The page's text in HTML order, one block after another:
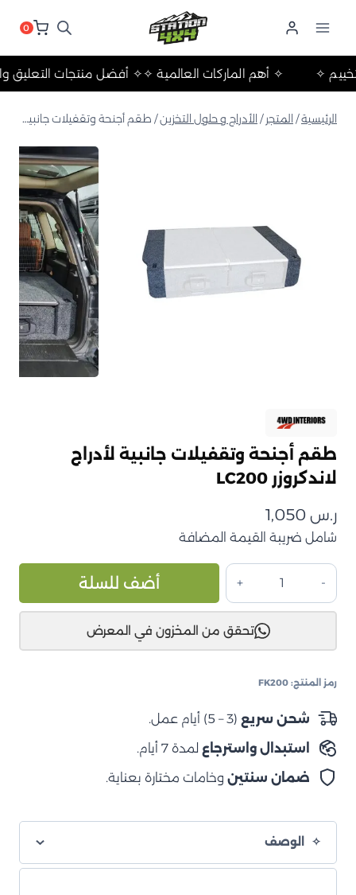
0
✧ أفضل منتجات✧ أهم الماركات العالمية ✧ والتخييم ✧
الرئيسية/ المتجر / الأدراج و حلول التخزين/ طقم أجنحة وتقفيلات جانبية لأدراج لاندكروزر LC200
طقم أجنحة وتقفيلات جانبية لأدراج
لاندكروزر LC200
ر.س
شامل ضريبة القيمة المضافة
كمية
طقم
أجنحة
جانبية
لاندكروزر
LC200
أضف للسلة
تحقق من المخزون في المعرض
رمز المنتج: FK200
شحن سريع (3 – 5) أيام عمل.
استبدال واسترجاع لمدة 7 أيام.
ضمان سنتين وخامات مختارة بعناية.
الوصف